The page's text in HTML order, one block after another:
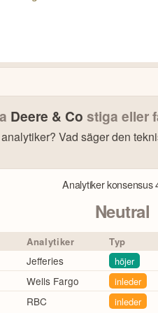
Deere & Co stiga eller
Vad säger den
Analytiker konsensus
Neutral
Analytiker Typ
Jefferies höjer
Wells Fargo inleder
RBC inleder